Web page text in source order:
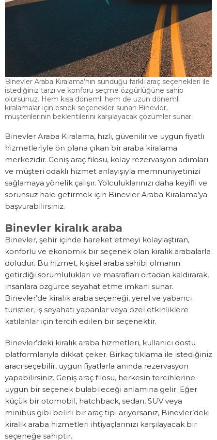
Binevler Araba Kiralama’nın sunduğu farklı araç seçenekleri ile
istediğiniz tarzı ve konforu seçme özgürlüğüne sahip
olursunuz. Hem kısa dönemli hem de uzun dönemli
kiralamalar için esnek seçenekler sunan Binevler,
müşterilerinin beklentilerini karşılayacak çözümler sunar.
Binevler Araba Kiralama, hızlı, güvenilir ve uygun fiyatlı
hizmetleriyle ön plana çıkan bir araba kiralama
merkezidir. Geniş araç filosu, kolay rezervasyon adımları
ve müşteri odaklı hizmet anlayışıyla memnuniyetinizi
sağlamaya yönelik çalışır. Yolculuklarınızı daha keyifli ve
sorunsuz hale getirmek için Binevler Araba Kiralama’ya
başvurabilirsiniz.
Binevler kiralık araba
Binevler, şehir içinde hareket etmeyi kolaylaştıran,
konforlu ve ekonomik bir seçenek olan kiralık arabalarla
doludur. Bu hizmet, kişisel araba sahibi olmanın
getirdiği sorumlulukları ve masrafları ortadan kaldırarak,
insanlara özgürce seyahat etme imkanı sunar.
Binevler’de kiralık araba seçeneği, yerel ve yabancı
turistler, iş seyahati yapanlar veya özel etkinliklere
katılanlar için tercih edilen bir seçenektir.
Binevler’deki kiralık araba hizmetleri, kullanıcı dostu
platformlarıyla dikkat çeker. Birkaç tıklama ile istediğiniz
aracı seçebilir, uygun fiyatlarla anında rezervasyon
yapabilirsiniz. Geniş araç filosu, herkesin tercihlerine
uygun bir seçenek bulabileceği anlamına gelir. Eğer
küçük bir otomobil, hatchback, sedan, SUV veya
minibüs gibi belirli bir araç tipi arıyorsanız, Binevler’deki
kiralık araba hizmetleri ihtiyaçlarınızı karşılayacak bir
seçeneğe sahiptir.